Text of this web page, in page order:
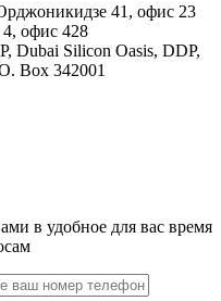
41, офис 23
офис 428
Dubai Silicon Oasis, DDP,
Box 342001
в удобное для вас время